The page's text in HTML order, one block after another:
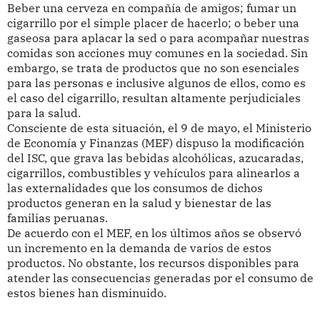
Beber una cerveza en compañía de amigos; fumar un
cigarrillo por el simple placer de hacerlo; o beber una
gaseosa para aplacar la sed o para acompañar nuestras
comidas son acciones muy comunes en la sociedad. Sin
embargo, se trata de productos que no son esenciales
para las personas e inclusive algunos de ellos, como es
el caso del cigarrillo, resultan altamente perjudiciales
para la salud.
Consciente de esta situación, el 9 de mayo, el Ministerio
de Economía y Finanzas (MEF) dispuso la modificación
del ISC, que grava las bebidas alcohólicas, azucaradas,
cigarrillos, combustibles y vehículos para alinearlos a
las externalidades que los consumos de dichos
productos generan en la salud y bienestar de las
familias peruanas.
De acuerdo con el MEF, en los últimos años se observó
un incremento en la demanda de varios de estos
productos. No obstante, los recursos disponibles para
atender las consecuencias generadas por el consumo de
estos bienes han disminuido.